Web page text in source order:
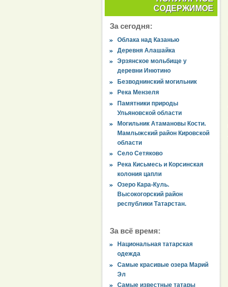
СОДЕРЖИМОЕ
За сегодня:
Облака над Казанью
Деревня Алашайка
Эрзянское мольбище у
деревни Инютино
Безводнинский могильник
Река Мензеля
Памятники природы
Ульяновской области
Могильник Атамановы Кости.
Мамлыжский район Кировской
области
Село Сетяково
Река Кисьмесь и Корсинская
колония цапли
Озеро Кара-Куль.
Высокогорский район
республики Татарстан.
За всё время:
Национальная татарская
одежда
Самые красивые озера Марий
Эл
Самые известные татары